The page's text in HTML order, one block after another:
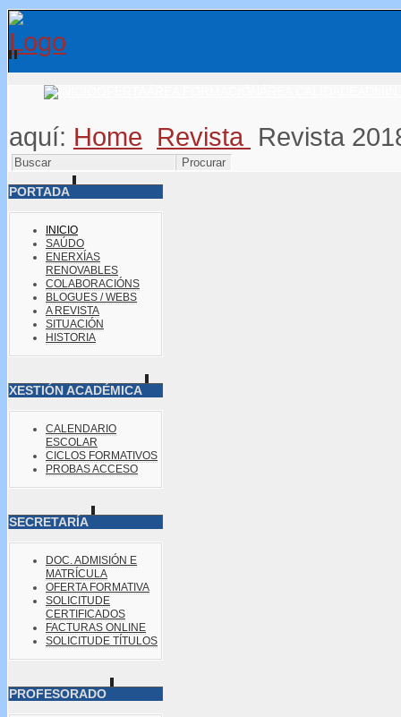
aquí: Home Revista Revista
PORTADA
INICIO
SAÚDO
ENERXÍAS
RENOVABLES
COLABORACIÓNS
BLOGUES / WEBS
A REVISTA
SITUACIÓN
HISTORIA
XESTIÓN ACADÉMICA
CALENDARIO
ESCOLAR
CICLOS FORMATIVOS
PROBAS ACCESO
SECRETARÍA
DOC. ADMISIÓN E
MATRÍCULA
OFERTA FORMATIVA
SOLICITUDE
CERTIFICADOS
FACTURAS ONLINE
SOLICITUDE TÍTULOS
PROFESORADO